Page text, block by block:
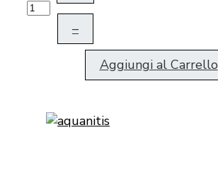
–
Aggiungi al Carrello